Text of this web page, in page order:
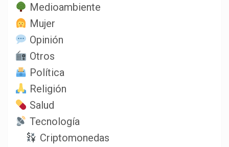
Medioambiente
Mujer
Opinión
Otros
Política
Religión
Salud
Tecnología
Criptomonedas